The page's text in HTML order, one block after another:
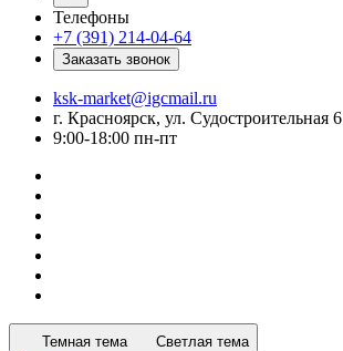
Телефоны
+7 (391) 214-04-64
Заказать звонок
ksk-market@igcmail.ru
г. Красноярск, ул. Судостроительная 6
9:00-18:00 пн-пт
Темная тема Светлая тема